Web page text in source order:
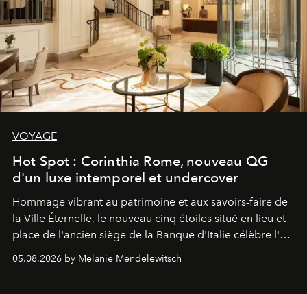
VOYAGE
Hot Spot : Corinthia Rome, nouveau QG
d'un luxe intemporel et undercover
Hommage vibrant au patrimoine et aux savoirs-faire de
la Ville Éternelle, le nouveau cinq étoiles situé en lieu et
place de l'ancien siège de la Banque d'Italie célèbre l'art
05.08.2026 by Melanie Mendelewitsch